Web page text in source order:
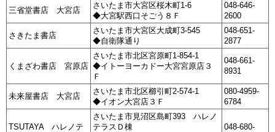
三省堂書店 大宮店
さいたま市大宮区桜木町1-6
◆大宮駅西口そごう８Ｆ
048-646-
2600
さきたま書店
さいたま市大宮区大成町3-545
◆自衛隊通り
048-651-
2877
くまざわ書店 宮原店
さいたま市北区宮原町1-854-1
◆イトーヨーカドー大宮宮原店３
Ｆ
048-661-
8931
未来屋書店 大宮店
さいたま市北区櫛引町2-574-1
◆イオン大宮店３Ｆ
080-4959-
6784
TSUTAYA ハレノテ
さいたま市見沼区島町393 ハレノ
テラスＤ棟
048-680-